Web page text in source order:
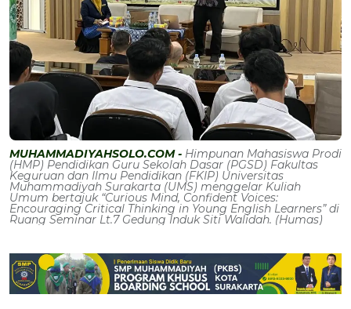
MUHAMMADIYAHSOLO.COM - Himpunan Mahasiswa Prodi
(HMP) Pendidikan Guru Sekolah Dasar (PGSD) Fakultas
Keguruan dan Ilmu Pendidikan (FKIP) Universitas
Muhammadiyah Surakarta (UMS) menggelar Kuliah
Umum bertajuk “Curious Mind, Confident Voices:
Encouraging Critical Thinking in Young English Learners” di
Ruang Seminar Lt.7 Gedung Induk Siti Walidah. (Humas)